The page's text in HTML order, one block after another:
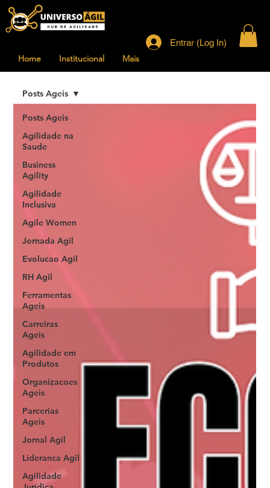
Home Institucional Mais
Entrar (Log In)
Posts Ageis
Agilidade na
Saude
Business
Agility
Agilidade
Inclusiva
Agile Women
Jornada Agil
Evolucao Agil
RH Agil
Ferramentas
Ageis
Carreiras
Ageis
Agilidade em
Produtos
Organizacoes
Ageis
Parcerias
Ageis
Jornal Agil
Lideranca Agil
Agilidade
Posts Ageis